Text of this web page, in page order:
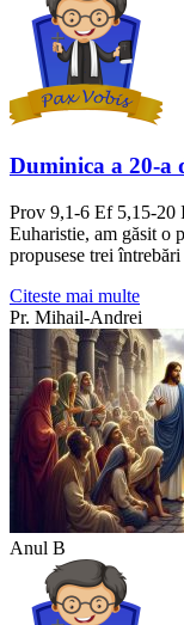
Duminica a 20-a
Prov 9,1-6 Ef 5,15-20
Euharistie, am găsit o
propusese trei
Citeste mai multe
Pr. Mihail-Andrei
Anul B